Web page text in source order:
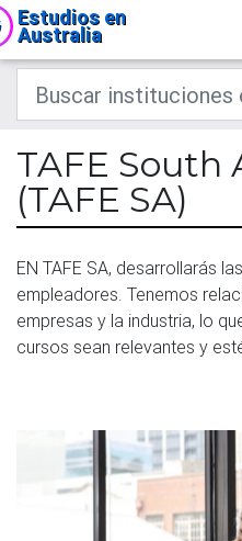
Estudios en
Australia
TAFE South
(TAFE SA)
EN TAFE SA, desarrollarás
empleadores. Tenemos
empresas y la industria, lo
cursos sean relevantes y